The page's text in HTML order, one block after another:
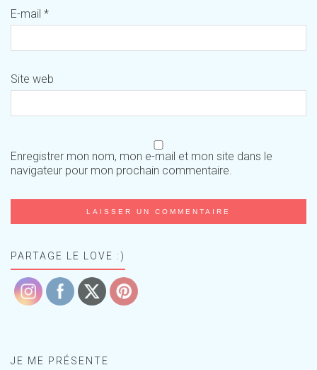
E-mail *
Site web
Enregistrer mon nom, mon e-mail et mon site dans le
navigateur pour mon prochain commentaire.
PARTAGE LE LOVE :)
JE ME PRÉSENTE